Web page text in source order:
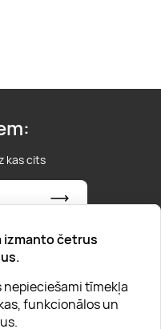
izmanto četrus
nepieciešami tīmekļa
funkcionālos un
kas cits